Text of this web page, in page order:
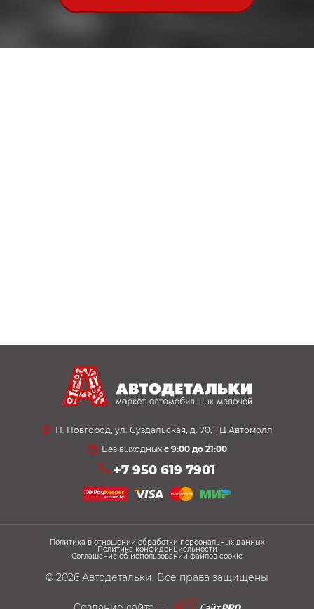
Н. Новгород, ул. Суздальская, д. 70, ТЦ Автомолл
Без выходных с 9:00 до 21:00
+7 950 619 7901
Политика в отношении обработки персональных данных
Политика конфиденциальности
Соглашение об использовании файлов cookie
© 2026 Автодетальки. Все права защищены